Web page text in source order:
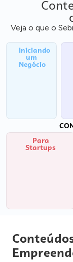
Veja o que o
Iniciando
um
Negócio
Para
Startups